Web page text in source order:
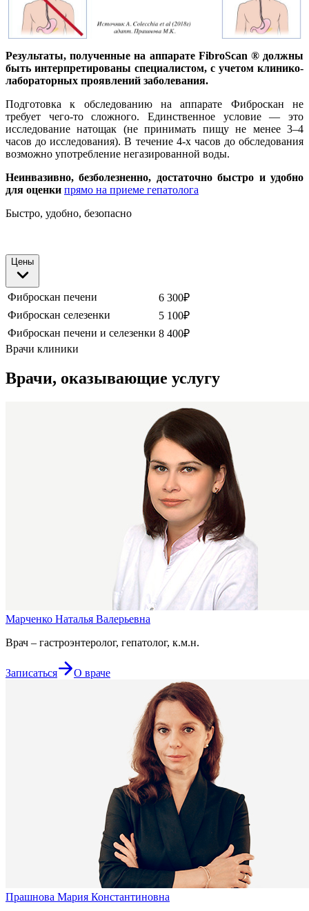
Результаты, полученные на аппарате FibroScan ® должны
быть интерпретированы специалистом, с учетом клинико-
лабораторных проявлений заболевания.
Подготовка к обследованию на аппарате Фиброскан не
требует чего-то сложного. Единственное условие — это
исследование натощак (не принимать пищу не менее 3–4
часов до исследования). В течение 4-х часов до обследования
возможно употребление негазированной воды.
Неинвазивно, безболезненно, достаточно быстро и удобно
для оценки прямо на приеме гепатолога
Быстро, удобно, безопасно
Цены
Фиброскан печени 6 300₽
Фиброскан селезенки
5 100₽
Фиброскан печени и селезенки 8 400₽
Врачи клиники
Врачи, оказывающие услугу
Марченко Наталья Валерьевна
Врач – гастроэнтеролог, гепатолог, к.м.н.
Записаться О враче
Прашнова Мария Константиновна